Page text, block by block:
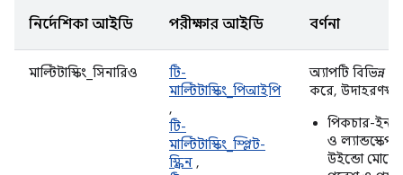
নির্দেশিকা আইডি পরীক্ষার আইডি বর্ণনা
মাল্টিটাস্কিং_সিনারিও
টি-
মাল্টিটাস্কিং_পিআইপি
,
টি-
মাল্টিটাস্কিং_স্প্লিট-
স্ক্রিন ,
অ্যাপটি বিভিন্ন
করে,
পিকচার-ইন-
ও ল্যান্ডস্কেপ
উইন্ডো মোডে